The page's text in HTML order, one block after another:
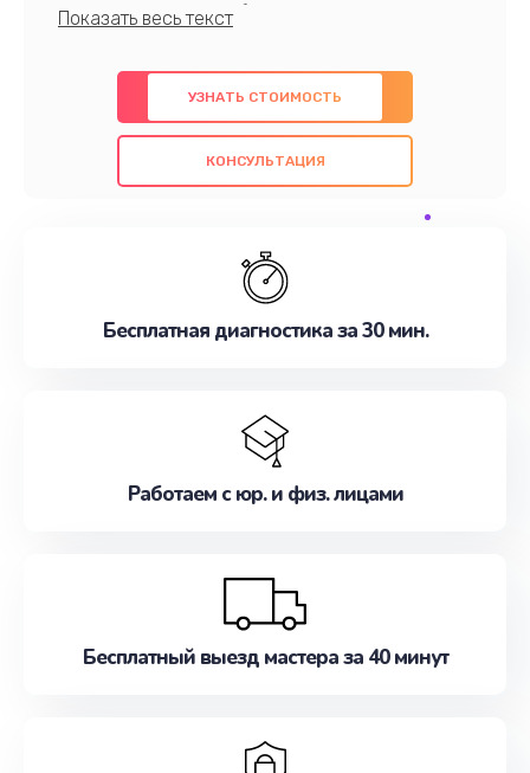
профессионалов с обширными знаниями и
предлагаем быстрый и качественный ремонт с
использованием оригинальных компонентов, а
также гарантируем качество всех
проведенных работ. Наша цель - предоставить
обслуживание, удовлетворяя их потребности
наилучшим образом. Не медлите записаться на
УЗНАТЬ СТОИМОСТЬ
КОНСУЛЬТАЦИЯ
Бесплатная диагностика за 30 мин.
Работаем с юр. и физ. лицами
Бесплатный выезд мастера за 40 минут